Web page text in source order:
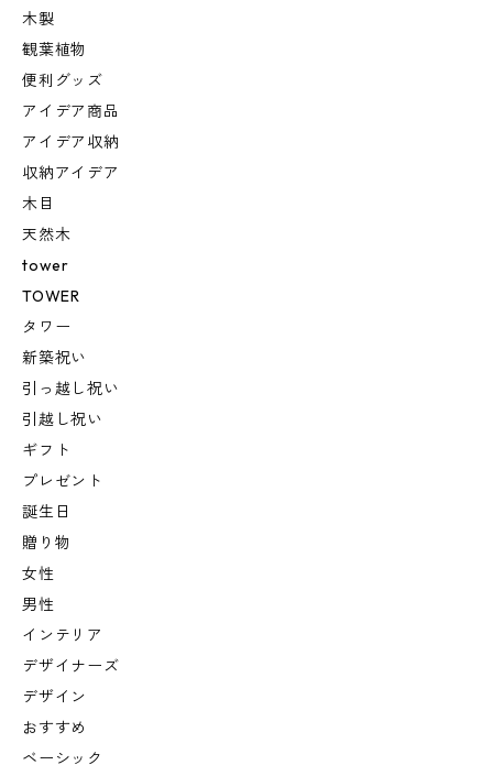
木製
観葉植物
便利グッズ
アイデア商品
アイデア収納
収納アイデア
木目
天然木
tower
TOWER
タワー
新築祝い
引っ越し祝い
引越し祝い
ギフト
プレゼント
誕生日
贈り物
女性
男性
インテリア
デザイナーズ
デザイン
おすすめ
ベーシック